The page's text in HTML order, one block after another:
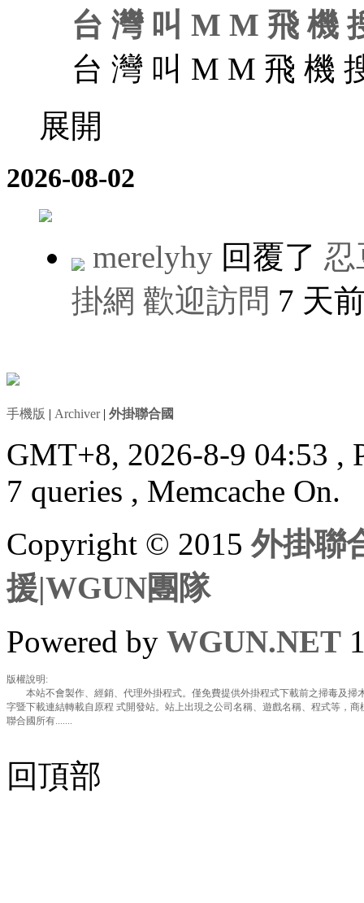
台 灣 叫 M M 飛 機
台 灣 叫 M M 飛 機
展開
2026-08-02
merelyhy 回覆了 忍
掛網 歡迎訪問 7 天
手機版 | Archiver| 外掛聯合國
GMT+8, 2026-8-9 04:53 ,
7 queries , Memcache On.
Copyright © 2015外掛聯
援|WGUN團隊
Powered by WGUN.NET
版權說明:
本站不會製作、經銷、代理外掛程式。僅免費提供外掛程式下載前之掃毒及掃
字暨下載連結轉載自原程 式開發站。站上出現之公司名稱、遊戲名稱、程式等，
聯合國所有.......
回頂部